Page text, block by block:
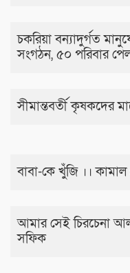
চকরিয়া বন্যাদুর্গত
সংগঠন, ৫০ পরিবার পেল
সীমান্তবর্তী কৃষকদের
বাবা-কে খুঁজি ।।
আমার সেই চিরচেনা
সফিক